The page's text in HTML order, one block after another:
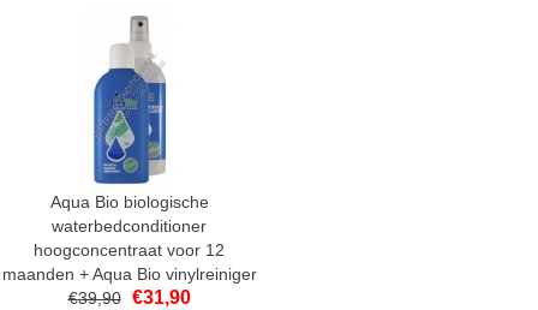
Aqua Bio biologische
waterbedconditioner
hoogconcentraat voor 12
maanden + Aqua Bio vinylreiniger
€39,90 €31,90